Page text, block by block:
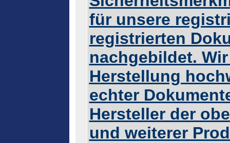
für unsere
registrierten
nachgebildet.
Herstellung
echter
Hersteller der
und weiterer